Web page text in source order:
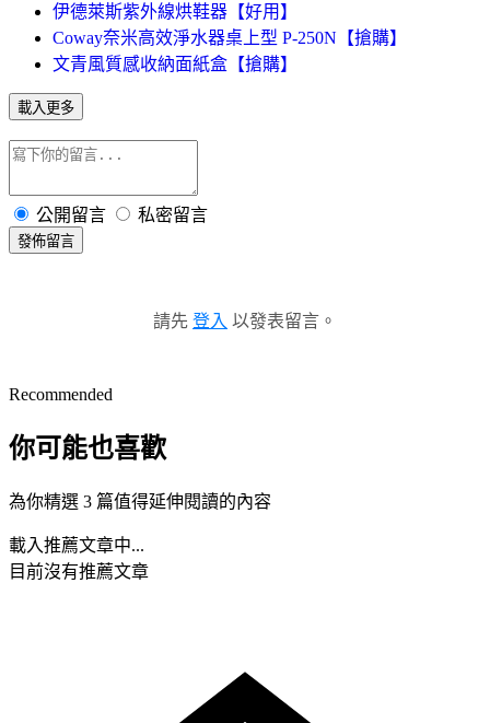
伊德萊斯紫外線烘鞋器【好用】
Coway奈米高效淨水器桌上型 P-250N【搶購】
文青風質感收納面紙盒【搶購】
載入更多
公開留言 私密留言
發佈留言
請先 登入 以發表留言。
Recommended
你可能也喜歡
為你精選 3 篇值得延伸閱讀的內容
載入推薦文章中...
目前沒有推薦文章